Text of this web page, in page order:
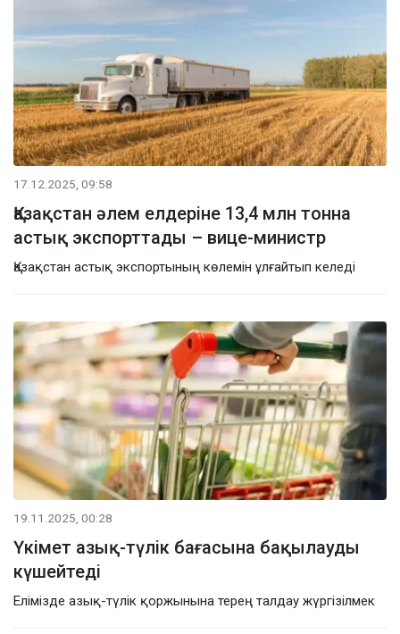
17.12.2025, 09:58
Қазақстан әлем елдеріне 13,4 млн тонна
астық экспорттады – вице-министр
Қазақстан астық экспортының көлемін ұлғайтып келеді
19.11.2025, 00:28
Үкімет азық-түлік бағасына бақылауды
күшейтеді
Елімізде азық-түлік қоржынына терең талдау жүргізілмек